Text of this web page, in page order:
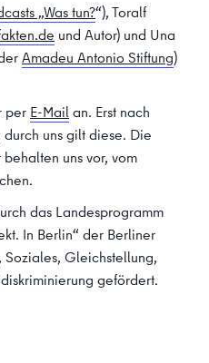
„Was tun?“), Toralf
und Autor) und Una
Amadeu Antonio Stiftung)
per E-Mailan. Erst nach
uns gilt diese. Die
uns vor, vom
das Landesprogramm
In Berlin“ der Berliner
Soziales, Gleichstellung,
gefördert.